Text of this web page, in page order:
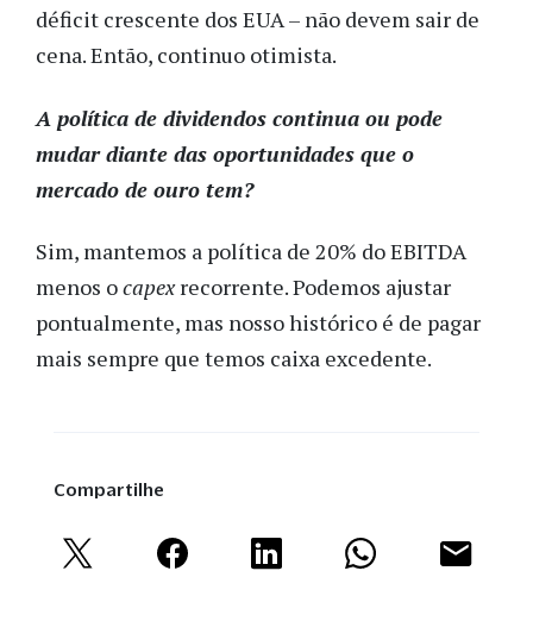
déficit crescente dos EUA – não devem sair de
cena. Então, continuo otimista.
A política de dividendos continua ou pode
mudar diante das oportunidades que o
mercado de ouro tem?
Sim, mantemos a política de 20% do EBITDA
menos ocapexrecorrente. Podemos ajustar
pontualmente, mas nosso histórico é de pagar
mais sempre que temos caixa excedente.
Compartilhe